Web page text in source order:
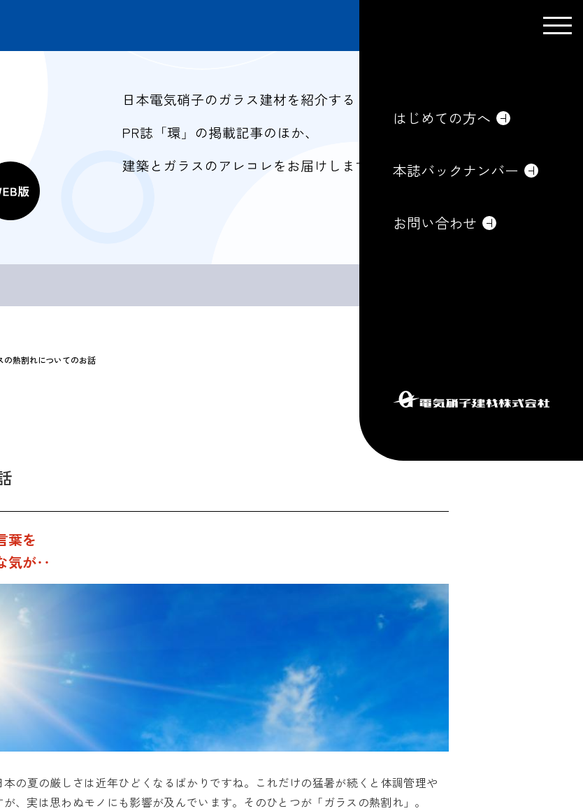
はじめての方へ
本誌バックナンバー
お問い合わせ
の熱割れについてのお話
葉を
気が‥
の夏の厳しさは近年ひどくなるばかりですね。これだけの猛暑が続くと体調管理や
、実は思わぬモノにも影響が及んでいます。そのひとつが「ガラスの熱割れ」。